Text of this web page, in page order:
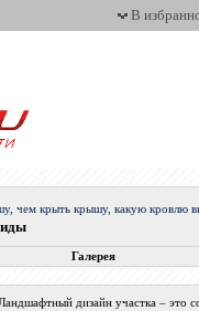
В
чем крыть крышу, какую кровлю
Галерея
дизайн участка – это